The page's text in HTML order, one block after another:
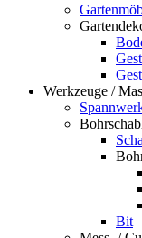
Werkzeuge /
Bit